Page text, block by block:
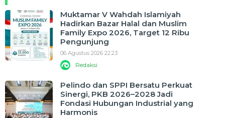
Muktamar V Wahdah Islamiyah
Hadirkan Bazar Halal dan Muslim
Family Expo 2026, Target 12 Ribu
Pengunjung
06 Agustus 2026 22:23
Redaksi
Pelindo dan SPPI Bersatu Perkuat
Sinergi, PKB 2026–2028 Jadi
Fondasi Hubungan Industrial yang
Harmonis